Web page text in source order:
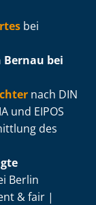
bei
Bernau bei
nach DIN
und EIPOS
des
Berlin
& fair |